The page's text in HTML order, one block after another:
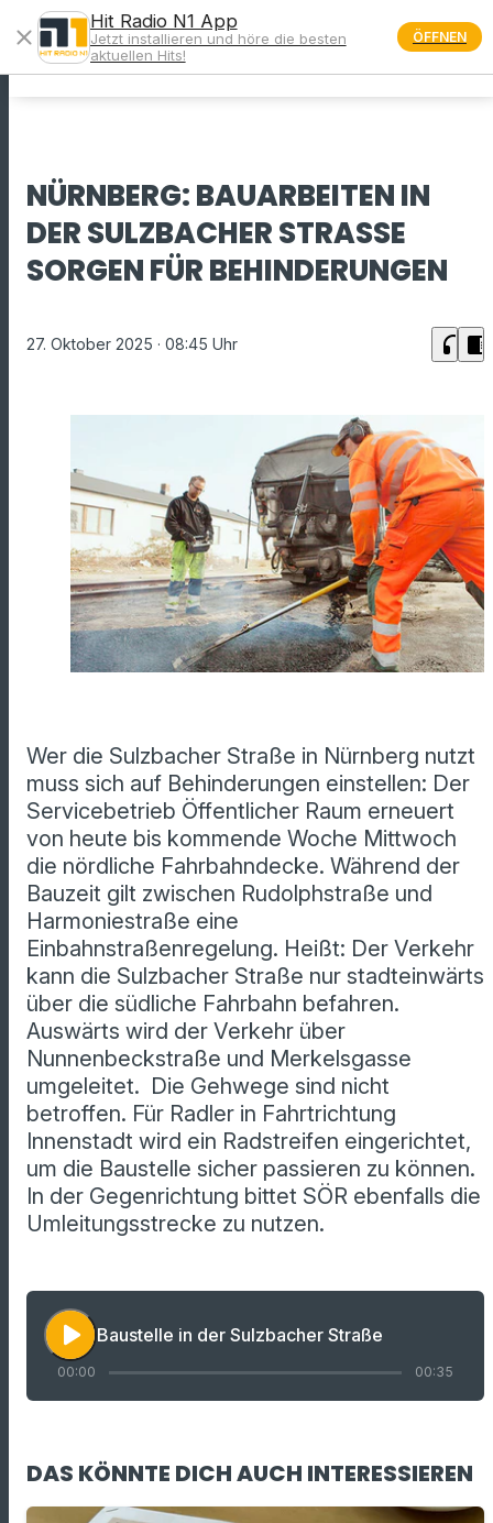
menu
NÜRNBERG: BAUARBEITEN IN
DER SULZBACHER STRASSE S
ORGEN FÜR BEHINDERUNGEN
27. Oktober 2025 · 08:45 Uhr headphones chrome_reader_mode
Wer die Sulzbacher Straße in Nürnberg nutzt
muss sich auf Behinderungen einstellen: Der
Servicebetrieb Öffentlicher Raum erneuert
von heute bis kommende Woche Mittwoch
die nördliche Fahrbahndecke. Während der
Bauzeit gilt zwischen Rudolphstraße und
Harmoniestraße eine
Einbahnstraßenregelung. Heißt: Der Verkehr
kann die Sulzbacher Straße nur stadteinwärts
über die südliche Fahrbahn befahren.
Auswärts wird der Verkehr über
Nunnenbeckstraße und Merkelsgasse
umgeleitet. Die Gehwege sind nicht
betroffen. Für Radler in Fahrtrichtung
Innenstadt wird ein Radstreifen eingerichtet,
um die Baustelle sicher passieren zu können.
In der Gegenrichtung bittet SÖR ebenfalls die
Umleitungsstrecke zu nutzen.
play_arrow Baustelle in der Sulzbacher Straße
00:00 00:35
DAS KÖNNTE DICH AUCH INTERESSIEREN
close
Hit Radio N1 App
Jetzt installieren und höre die besten
aktuellen Hits!
ÖFFNEN